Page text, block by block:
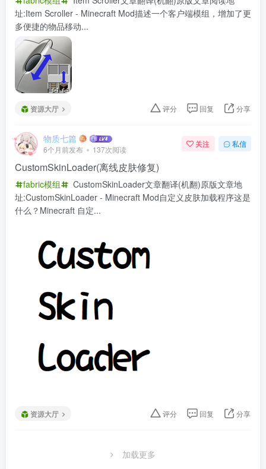
址:Item Scroller - Minecraft Mod描述一个客户端模组，增加了更
多便捷的物品移动...
资源大厅 评分 回复 分享
物质七篇
6个月前发布 137次阅读
关注 私信
CustomSkinLoader(离线皮肤修复)
fabric模组
CustomSkinLoader文章翻译(机翻)原版文章地
址:CustomSkinLoader - Minecraft Mod自定义皮肤加载程序这是
什么？Minecraft 自定...
资源大厅 评分 回复 分享
加载更多